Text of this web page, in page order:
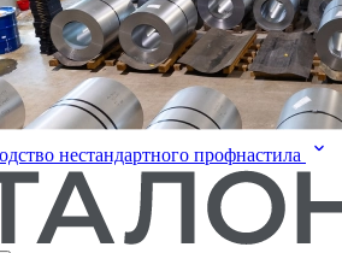
нестандартного профнастила